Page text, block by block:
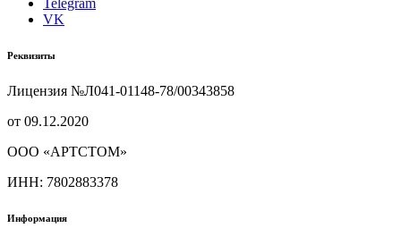
Telegram
VK
Реквизиты
Лицензия №Л041-01148-78/00343858
от 09.12.2020
ООО «АРТСТОМ»
ИНН: 7802883378
Информация